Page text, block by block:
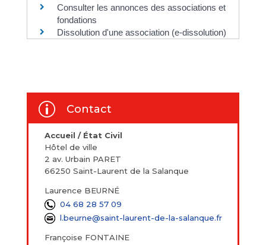
Consulter les annonces des associations et
fondations
Dissolution d'une association (e-dissolution)
p Contact
Accueil / État Civil
Hôtel de ville
2 av. Urbain PARET
66250 Saint-Laurent de la Salanque
Laurence BEURNÉ
04 68 28 57 09
l.beurne@saint-laurent-de-la-salanque.fr
Françoise FONTAINE